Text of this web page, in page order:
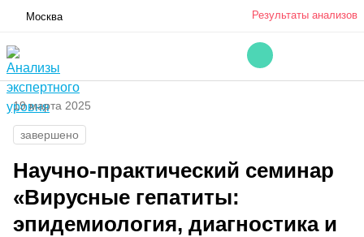
Москва Результаты анализов
19 марта 2025
завершено
Научно-практический семинар
«Вирусные гепатиты:
эпидемиология, диагностика и